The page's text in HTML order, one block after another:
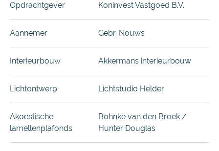
Opdrachtgever Koninvest Vastgoed B.V.
Aannemer Gebr. Nouws
Interieurbouw Akkermans interieurbouw
Lichtontwerp Lichtstudio Helder
Akoestische
lamellenplafonds
Bohnke van den Broek /
Hunter Douglas